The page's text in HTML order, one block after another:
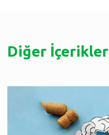
Diğer İçerikler